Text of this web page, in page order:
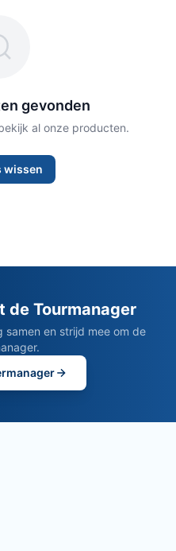
gevonden
al onze producten.
wissen
de Tourmanager
samen en strijd mee om de